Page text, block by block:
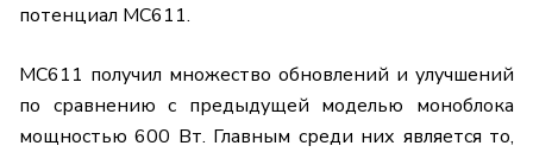
потенциал MC611.
MC611 получил множество обновлений и улучшений
по сравнению с предыдущей моделью моноблока
мощностью 600 Вт. Главным среди них является то,